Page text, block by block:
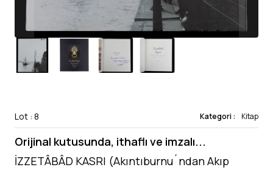
Lot : 8 Kategori : Kitap
Orijinal kutusunda, ithaflı ve imzalı...
İZZETÂBÂD KASRI (Akıntıburnu´ndan Akıp